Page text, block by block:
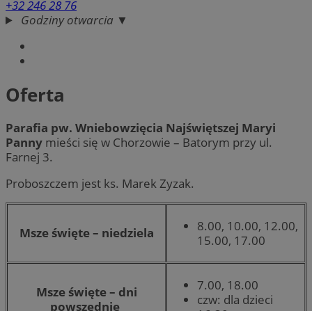
+32 246 28 76
Godziny otwarcia ▼
Oferta
Parafia pw. Wniebowzięcia Najświętszej Maryi
Panny mieści się w Chorzowie – Batorym przy ul.
Farnej 3.
Proboszczem jest ks. Marek Zyzak.
Msze święte – niedziela
8.00, 10.00, 12.00,
15.00, 17.00
Msze święte – dni
powszednie
7.00, 18.00
czw: dla dzieci